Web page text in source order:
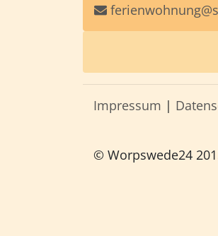
Impressum |
© Worpswede24